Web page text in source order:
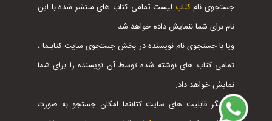
جستجوی نامکتاب لیست تمامی کتاب های منتشر شده با این
نام برای شما ننمایش داده خواهد شد.
ویا با جستجوی نام نویسنده در بخش جستجوی سایت کتابنما ،
تمامی کتاب های نوشته شده توسط آن نویسنده را برای شما
نمایش خواهد داد.
از دیگر قابلیت های سایت کتابنما امکان جستجو به صورت